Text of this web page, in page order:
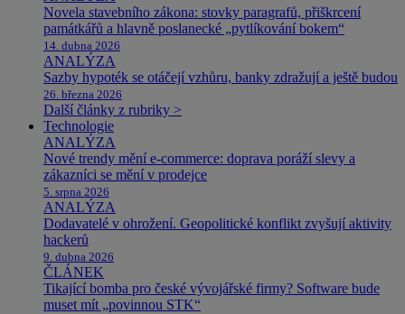
Novela stavebního zákona: stovky paragrafů, přiškrcení
památkářů a hlavně poslanecké „pytlíkování bokem“
14. dubna 2026
ANALÝZA
Sazby hypoték se otáčejí vzhůru, banky zdražují a ještě budou
26. března 2026
Další články z rubriky >
Technologie
ANALÝZA
Nové trendy mění e-commerce: doprava poráží slevy a
zákazníci se mění v prodejce
5. srpna 2026
ANALÝZA
Dodavatelé v ohrožení. Geopolitické konflikt zvyšují aktivity
hackerů
9. dubna 2026
ČLÁNEK
Tikající bomba pro české vývojářské firmy? Software bude
muset mít „povinnou STK“